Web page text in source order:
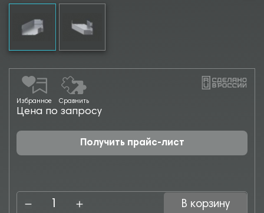
Избранное Сравнить
Цена по запросу
Получить прайс-лист
В корзину